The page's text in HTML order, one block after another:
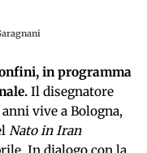
in programma
Il disegnatore
vive a Bologna,
Nato in Iran